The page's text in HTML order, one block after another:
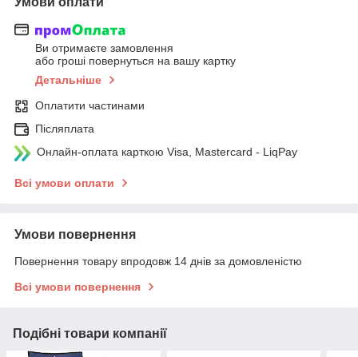
Ви отримаєте замовлення
або гроші повернуться на вашу картку
Детальніше
Оплатити частинами
Післяплата
Онлайн-оплата карткою Visa, Mastercard - LiqPay
Всі умови оплати
Умови повернення
Повернення товару впродовж 14 днів за домовленістю
Всі умови повернення
Подібні товари компанії